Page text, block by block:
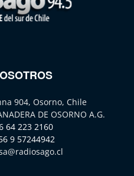
904, Osorno, Chile
DE OSORNO A.G.
64 223 2160
9 57244942